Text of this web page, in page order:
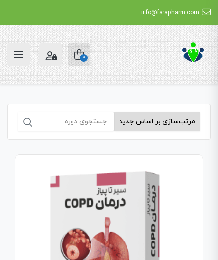
info@farapharm.com
0
جستجو
برای: